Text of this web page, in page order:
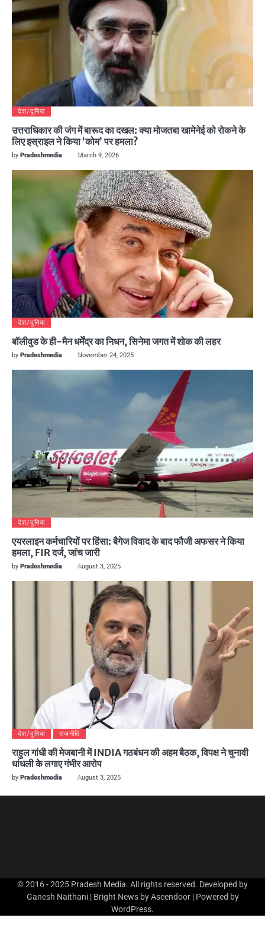
देश/दुनिया
उत्तराधिकार की जंग में बारूद का दखल: क्या मोजतबा खामेनेई को रोकने के
लिए इस्राइल ने किया ‘कोम’ पर हमला?
by Pradeshmedia March 9, 2026
देश/दुनिया
बॉलीवुड के ही-मैन धर्मेंद्र का निधन, सिनेमा जगत में शोक की लहर
by Pradeshmedia November 24, 2025
देश/दुनिया
एयरलाइन कर्मचारियों पर हिंसा: बैगेज विवाद के बाद फौजी अफसर ने किया
हमला, FIR दर्ज, जांच जारी
by Pradeshmedia August 3, 2025
देश/दुनिया राजनीति
राहुल गांधी की मेजबानी में INDIA गठबंधन की अहम बैठक, विपक्ष ने चुनावी
धांधली के लगाए गंभीर आरोप
by Pradeshmedia August 3, 2025
© 2016 - 2025 Pradesh Media. All rights reserved. Developed by
Ganesh Naithani | Bright News byAscendoor| Powered by
WordPress.